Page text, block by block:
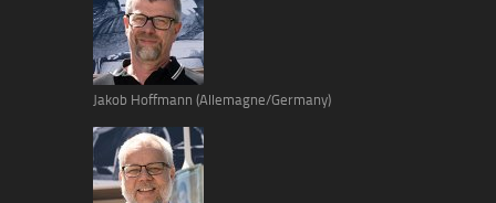
Jakob Hoffmann (Allemagne/Germany)